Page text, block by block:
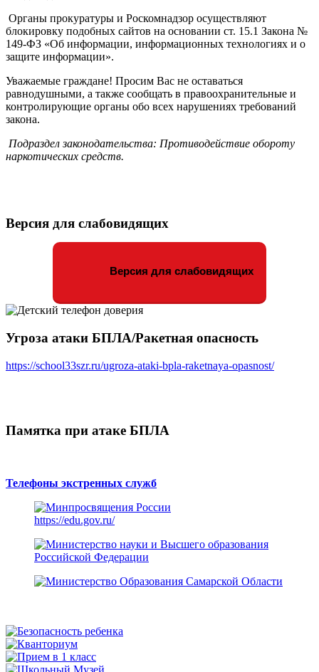
Органы прокуратуры и Роскомнадзор осуществляют
блокировку подобных сайтов на основании ст. 15.1 Закона №
149-ФЗ «Об информации, информационных технологиях и о
защите информации».
Уважаемые граждане! Просим Вас не оставаться
равнодушными, а также сообщать в правоохранительные и
контролирующие органы обо всех нарушениях требований
закона.
Подраздел законодательства: Противодействие обороту
наркотических средств.
Версия для слабовидящих
Версия для слабовидящих
Угроза атаки БПЛА/Ракетная опасность
https://school33szr.ru/ugroza-ataki-bpla-raketnaya-opasnost/
Памятка при атаке БПЛА
Телефоны экстренных служб
https://edu.gov.ru/